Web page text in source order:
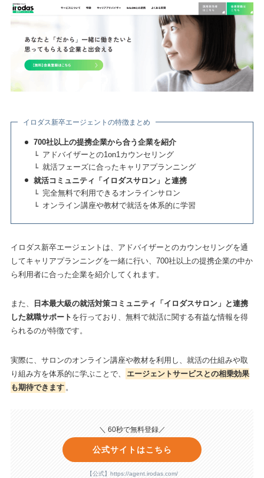
イロダス新卒エージェントの特徴まとめ
700社以上の提携企業から合う企業を紹介
アドバイザーとの1on1カウンセリング
就活フェーズに合ったキャリアプランニング
就活コミュニティ「イロダスサロン」と連携
完全無料で利用できるオンラインサロン
オンライン講座や教材で就活を体系的に学習
イロダス新卒エージェントは、アドバイザーとのカウンセリングを通
してキャリアプランニングを一緒に行い、700社以上の提携企業の中か
ら利用者に合った企業を紹介してくれます。
また、
日本最大級の就活対策コミュニティ「イロダスサロン」と連携
した就職サポート を行っており、無料で就活に関する有益な情報を得
られるのが特徴です。
実際に、サロンのオンライン講座や教材を利用し、就活の仕組みや取
り組み方を体系的に学ぶことで、
エージェントサービスとの相乗効果
も期待できます 。
＼ 60秒で無料登録／
公式サイトはこちら
【公式】https://agent.irodas.com/